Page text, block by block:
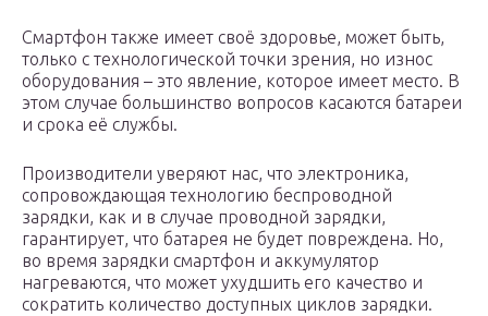
Смартфон также имеет своё здоровье, может быть,
только с технологической точки зрения, но износ
оборудования – это явление, которое имеет место. В
этом случае большинство вопросов касаются батареи
и срока её службы.
Производители уверяют нас, что электроника,
сопровождающая технологию беспроводной
зарядки, как и в случае проводной зарядки,
гарантирует, что батарея не будет повреждена. Но,
во время зарядки смартфон и аккумулятор
нагреваются, что может ухудшить его качество и
сократить количество доступных циклов зарядки.